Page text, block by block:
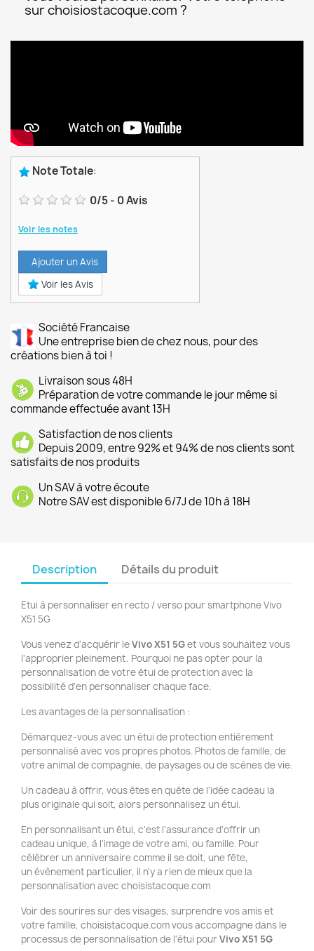
sur choisiostacoque.com ?
Note Totale:
0/5- 0Avis
Voir les notes
Ajouter un Avis
Voir les Avis
Société Francaise
Une entreprise bien de chez nous, pour des
créations bien à toi !
Livraison sous 48H
Préparation de votre commande le jour même si
commande effectuée avant 13H
Satisfaction de nos clients
Depuis 2009, entre 92% et 94% de nos clients sont
satisfaits de nos produits
Un SAV à votre écoute
Notre SAV est disponible 6/7J de 10h à 18H
Description Détails du produit
Etui à personnaliser en recto / verso pour smartphone Vivo
X51 5G
Vous venez d'acquérir leVivoX51 5Get vous souhaitez vous
l'approprier pleinement. Pourquoi ne pas opter pour la
personnalisation de votre étui de protection avec la
possibilité d'en personnaliser chaque face.
Les avantages de la personnalisation :
Démarquez-vous avec un étui de protection entièrement
personnalisé avec vos propres photos. Photos de famille, de
votre animal de compagnie, de paysages ou de scènes de vie.
Un cadeau à offrir, vous êtes en quête de l'idée cadeau la
plus originale qui soit, alors personnalisez un étui.
En personnalisant un étui, c'est l'assurance d'offrir un
cadeau unique, à l'image de votre ami, ou famille. Pour
célébrer un anniversaire comme il se doit, une fête,
un évènement particulier, il n'y a rien de mieux que la
personnalisation avec choisistacoque.com
Voir des sourires sur des visages, surprendre vos amis et
votre famille, choisistacoque.com vous accompagne dans le
processus de personnalisation de l'étui pour VivoX51 5G